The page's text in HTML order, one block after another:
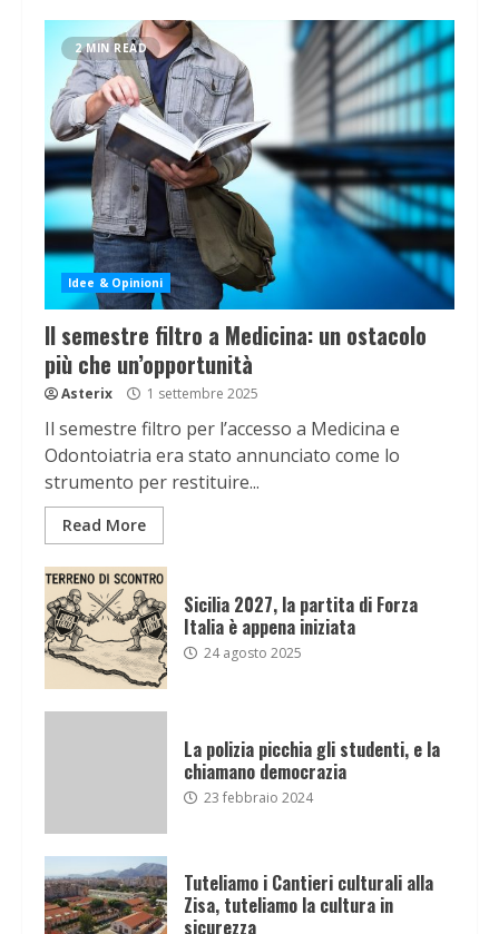
2 MIN READ
Idee & Opinioni
Il semestre filtro a Medicina: un ostacolo
più che un’opportunità
Asterix 1 settembre 2025
Il semestre filtro per l’accesso a Medicina e
Odontoiatria era stato annunciato come lo
strumento per restituire...
Read More
Sicilia 2027, la partita di Forza
Italia è appena iniziata
24 agosto 2025
La polizia picchia gli studenti, e la
chiamano democrazia
23 febbraio 2024
Tuteliamo i Cantieri culturali alla
Zisa, tuteliamo la cultura in
sicurezza